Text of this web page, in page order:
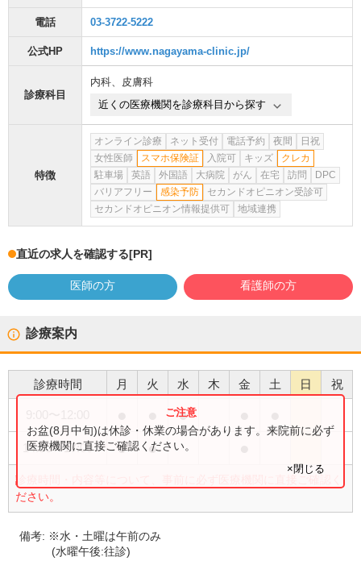
電話 03-3722-5222
公式HP https://www.nagayama-clinic.jp/
診療科目
内科、 皮膚科
近くの医療機関を診療科目から探す
特徴
オンライン診療 ネット受付 電話予約 夜間
日祝
女性医師
スマホ保険証 入院可 キッズ
クレカ
駐車場
英語 外国語 大病院 がん 在宅 訪問
DPC
バリアフリー
感染予防
セカンドオピニオン受診可
セカンドオピニオン情報提供可
地域連携
直近の求人を確認する[PR]
医師の方 看護師の方
診療案内
診療時間 月 火 水 木 金 土 日 祝
●
14:00〜17:00 ● ●
診療時間・内容等について、事前に必ず医療機関に直接ご確認く
ださい。
お盆(8月中旬)は休診・休業の場合があります。来院前に必ず
医療機関に直接ご確認ください。
×閉じる
備考: ※水・土曜は午前のみ
(水曜午後:往診)